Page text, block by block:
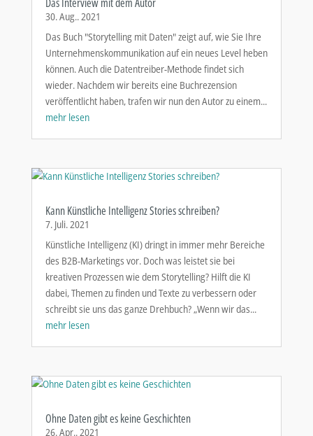
30. Aug.. 2021
Das Buch "Storytelling mit Daten" zeigt auf, wie Sie Ihre
Unternehmenskommunikation auf ein neues Level heben
können. Auch die Datentreiber-Methode findet sich
wieder. Nachdem wir bereits eine Buchrezension
veröffentlicht haben, trafen wir nun den Autor zu einem...
mehr lesen
Kann Künstliche Intelligenz Stories schreiben?
7. Juli. 2021
Künstliche Intelligenz (KI) dringt in immer mehr Bereiche
des B2B-Marketings vor. Doch was leistet sie bei
kreativen Prozessen wie dem Storytelling? Hilft die KI
dabei, Themen zu finden und Texte zu verbessern oder
schreibt sie uns das ganze Drehbuch? „Wenn wir das...
mehr lesen
Ohne Daten gibt es keine Geschichten
26. Apr.. 2021